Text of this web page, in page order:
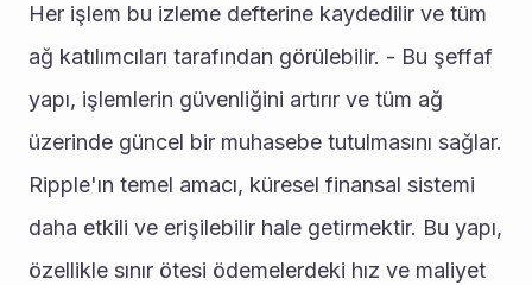
Her işlem bu izleme defterine kaydedilir ve tüm
ağ katılımcıları tarafından görülebilir. - Bu şeffaf
yapı, işlemlerin güvenliğini artırır ve tüm ağ
üzerinde güncel bir muhasebe tutulmasını sağlar.
Ripple'ın temel amacı, küresel finansal sistemi
daha etkili ve erişilebilir hale getirmektir. Bu yapı,
özellikle sınır ötesi ödemelerdeki hız ve maliyet